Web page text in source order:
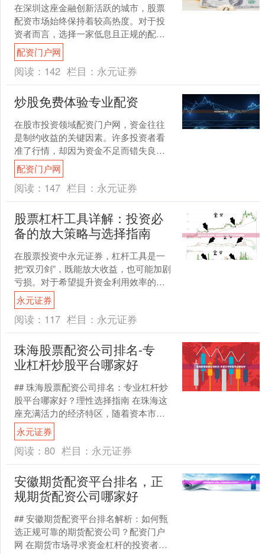
在深圳这座金融创新活跃的城市，股票
配资市场始终保持着较高热度。对于投
资者而言，选择一家低息且正规的配资
平台，是降低交易成本、保障资金安全
的关键。本文将基于行业口....
配资门户网
阅读： 142 栏目： 永元证券
炒股免费体验专业配资
在股市投资领域配资门户网，资金往往
是制约收益的关键因素。许多投资者看
准了行情，却因为资金不足而错失良
机。如今，专业配资服务为投资者打开
了新的大门，而“炒股免费体....
配资门户网
阅读： 147 栏目： 永元证券
股票杠杆工具详解：投资必
备的放大策略与选择指南
在股票投资中永元证券，杠杆工具是一
把“双刃剑”，既能放大收益，也可能加剧
亏损。对于希望提升资金利用效率的投
资者而言，合理运用杠杆工具是实现财
富增值的重要策略之一....
永元证券
阅读： 117 栏目： 永元证券
珠海股票配资公司排名-专
业杠杆炒股平台哪家好
## 珠海股票配资公司排名：专业杠杆炒
股平台哪家好？理性选择指南 在珠海这
座充满活力的经济特区，随着资本市场
的持续活跃，股票配资作为一种杠杆工
具，吸引了众多投资....
永元证券
阅读： 80 栏目： 永元证券
安徽期货配资平台排名，正
规期货配资公司哪家好
## 安徽期货配资平台排名解析：如何甄
选正规可靠的期货配资公司？配资门户
网 在期货市场寻求资金杠杆的投资者，